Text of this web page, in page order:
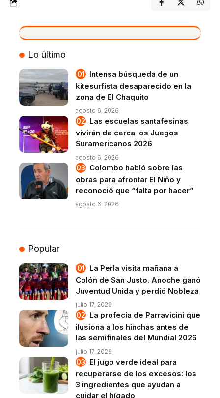
VIVO
Lo último
Intensa búsqueda de un
kitesurfista desaparecido en la
zona de El Chaquito
agosto 6, 2026
Las escuelas santafesinas
vivirán de cerca los Juegos
Suramericanos 2026
agosto 6, 2026
Colombo habló sobre las
obras para afrontar El Niño y
reconoció que “falta por hacer”
agosto 6, 2026
Popular
La Perla visita mañana a
Colón de San Justo. Anoche ganó
Juventud Unida y perdió Nobleza
julio 17, 2026
La profecía de Parravicini que
ilusiona a los hinchas antes de
las semifinales del Mundial 2026
julio 17, 2026
El jugo verde ideal para
recuperarse de los excesos: los
3 ingredientes que ayudan a
cuidar el hígado